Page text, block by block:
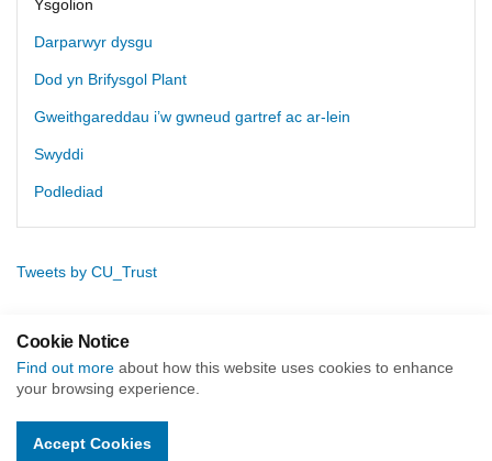
Ysgolion
Darparwyr dysgu
Dod yn Brifysgol Plant
Gweithgareddau i’w gwneud gartref ac ar-lein
Swyddi
Podlediad
Tweets by CU_Trust
Hafan (cy) Cymryd rhan
Cookie Notice
Find out more about how this website uses cookies to enhance
your browsing experience.
Accept Cookies